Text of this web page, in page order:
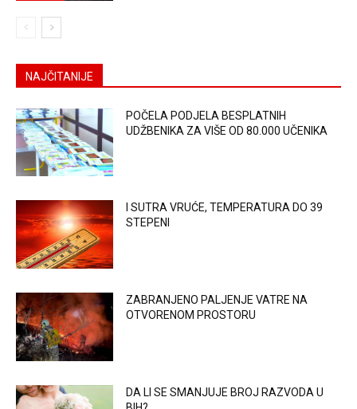
NAJČITANIJE
POČELA PODJELA BESPLATNIH
UDŽBENIKA ZA VIŠE OD 80.000 UČENIKA
I SUTRA VRUĆE, TEMPERATURA DO 39
STEPENI
ZABRANJENO PALJENJE VATRE NA
OTVORENOM PROSTORU
DA LI SE SMANJUJE BROJ RAZVODA U